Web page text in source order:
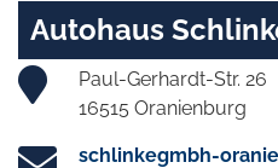
Autohaus
Paul-Gerhardt-Str. 26
16515 Oranienburg
schlinkegmbh-